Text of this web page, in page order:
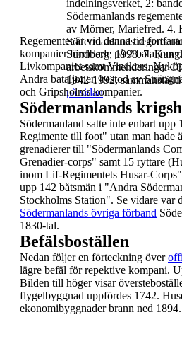
indelningsverket, 2:
Södermanlands
av Mörner, Mariefred. 4.
Södermanlands
Sundberg, 1998. 7.
arbetskommenderingar
1942-1992,
på sidan
Regementet är vid denna tid
kompanier fördelade på 2 bataljoner.
Livkompaniet samtVinåkers,
Andra bataljonen bestod av
och Gripsholmskompanier.
Södermanlands
Södermanland satte inte enbart upp
Regimente till foot" utan man hade
grenadierer till "Södermanlands
Grenadier-corps" samt 15 ryttare
inom Lif-Regimentets Husar-Corps
upp 142 båtsmän i "Andra
Stockholms Station". Se vidare var
Södermanlands övriga förband
1830-tal.
Befälsboställen
Nedan följer en förteckning över
lägre befäl för repektive kompani.
Bilden till höger visar
flygelbyggnad uppfördes 1742.
ekonomibyggnader brann ned 1894.